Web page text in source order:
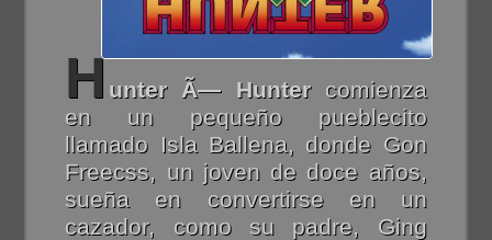
Hunter Ã— Huntercomienza
en un pequeño pueblecito
llamado Isla Ballena, donde Gon
Freecss, un joven de doce años,
sueña en convertirse en un
cazador, como su padre, Ging